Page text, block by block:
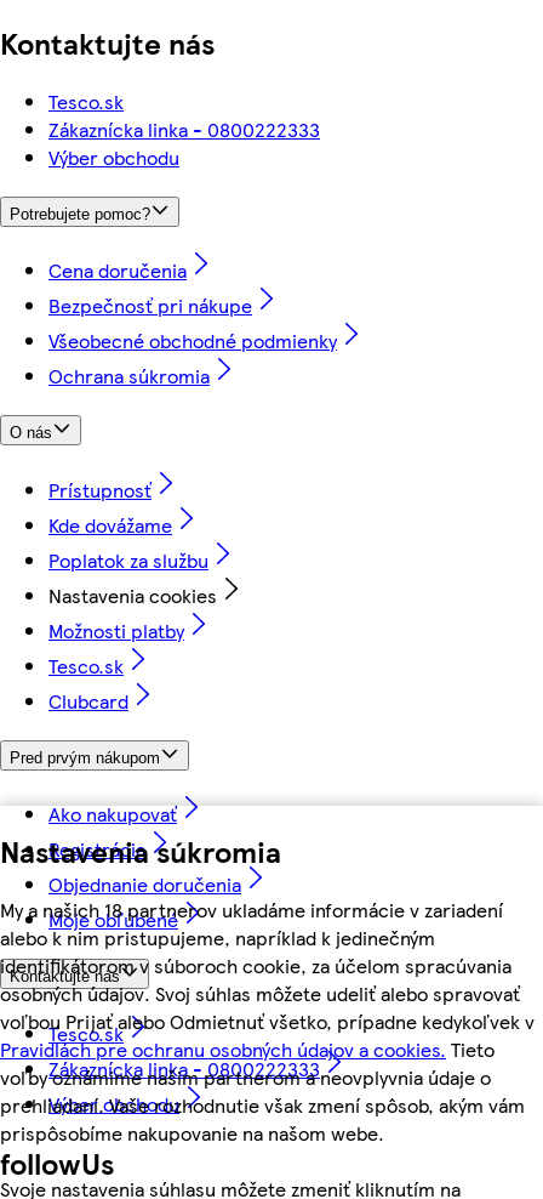
Nastavenia súkromia
My a našich 18 partnerov ukladáme informácie v zariadení
alebo k nim pristupujeme, napríklad k jedinečným
identifikátorom v súboroch cookie, za účelom spracúvania
osobných údajov. Svoj súhlas môžete udeliť alebo spravovať
voľbou Prijať alebo Odmietnuť všetko, prípadne kedykoľvek v
Pravidlách pre ochranu osobných údajov a cookies. Tieto
voľby oznámime našim partnerom a neovplyvnia údaje o
prehliadaní. Vaše rozhodnutie však zmení spôsob, akým vám
prispôsobíme nakupovanie na našom webe.
Svoje nastavenia súhlasu môžete zmeniť kliknutím na
Kontaktujte nás
Tesco.sk
Zákaznícka linka - 0800222333
Výber obchodu
Potrebujete pomoc?
Cena doručenia
Bezpečnosť pri nákupe
Všeobecné obchodné podmienky
Ochrana súkromia
O nás
Prístupnosť
Kde dovážame
Poplatok za službu
Nastavenia cookies
Možnosti platby
Tesco.sk
Clubcard
Pred prvým nákupom
Ako nakupovať
Registrácia
Objednanie doručenia
Moje obľúbené
Kontaktujte nás
Tesco.sk
Zákaznícka linka - 0800222333
Výber obchodu
followUs